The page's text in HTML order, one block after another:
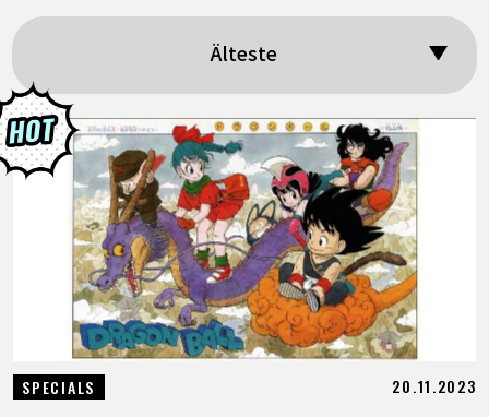
HIGHLIGHTS
VIDEOS
SPECIALS
INFOS
LANGUAGE
EN FR DE ES
Älteste
SPECIALS 20.11.2023